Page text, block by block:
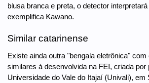
blusa branca e preta, o detector
exemplifica Kawano.
Similar catarinense
Existe ainda outra "bengala eletrônica"
similares à desenvolvida na FEI, criada por
Universidade do Vale do Itajaí (Univali), em